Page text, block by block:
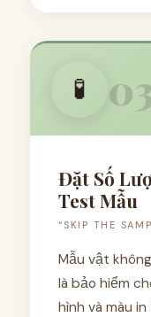
🧪
Đặt Số
Test Mẫu
“SKIP THE
Mẫu vật
là bảo hiểm
hình và màu